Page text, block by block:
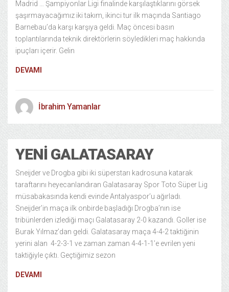
Madrid … Şampiyonlar Ligi finalinde karşılaştıklarını görsek
şaşırmayacağımız iki takım, ikinci tur ilk maçında Santiago
Barnebau’da karşı karşıya geldi. Maç öncesi basın
toplantılarında teknik direktörlerin söyledikleri maç hakkında
ipuçları içerir. Gelin
DEVAMI
İbrahim Yamanlar
YENI GALATASARAY
Sneijder ve Drogba gibi iki süperstarı kadrosuna katarak
taraftarını heyecanlandıran Galatasaray Spor Toto Süper Lig
müsabakasında kendi evinde Antalyaspor’u ağırladı.
Sneijder’in maça ilk onbirde başladığı Drogba’nın ise
tribünlerden izlediği maçı Galatasaray 2-0 kazandı. Goller ise
Burak Yılmaz’dan geldi. Galatasaray maça 4-4-2 taktiğinin
yerini alan 4-2-3-1 ve zaman zaman 4-4-1-1’e evrilen yeni
taktiğiyle çıktı. Geçtiğimiz sezon
DEVAMI